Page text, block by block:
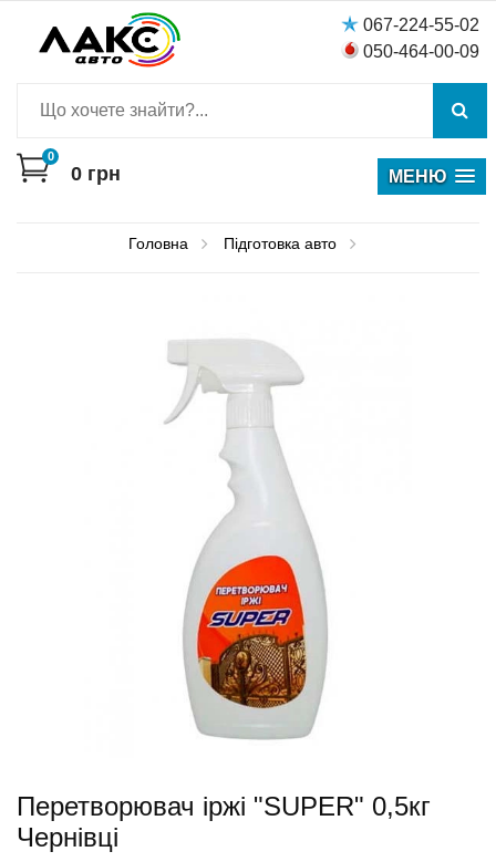
067-224-55-02
050-464-00-09
0
0 грн МЕНЮ
Головна Пiдготовка авто
Перетворювач іржі "SUPER" 0,5кг
Чернівці